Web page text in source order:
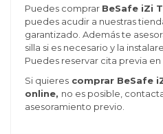
Puedes comprar BeSafe iZi
puedes acudir a nuestras
garantizado. Además te
silla si es necesario y la
Puedes reservar cita previa en
Si quierescomprar BeSafe
online, no es posible,
asesoramiento previo.